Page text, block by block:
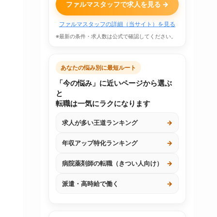
ファルマスタッフで求人を見る →
ファルマスタッフの詳細（当サイト）を見る
※最新の条件・求人数は公式で確認してください。
あなたの悩み別に最短ルート
「今の悩み」に近いページから選ぶ
と
転職は一気にラクになります
求人が多い王道ランキング →
年収アップ特化ランキング →
病院薬剤師の転職（きつい人向け） →
派遣・高時給で働く →